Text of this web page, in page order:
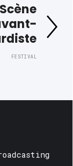
FESTIVAL